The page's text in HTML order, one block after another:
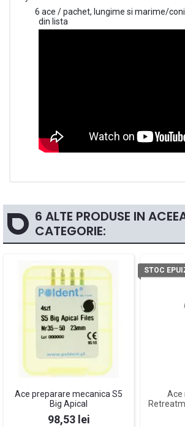
6 ace /pachet, lungime si marime/
din lista
6 ALTE PRODUSE IN
CATEGORIE:
Ace preparare mecanica S5
Big Apical
Pret
98,53 lei
Ace
STOC